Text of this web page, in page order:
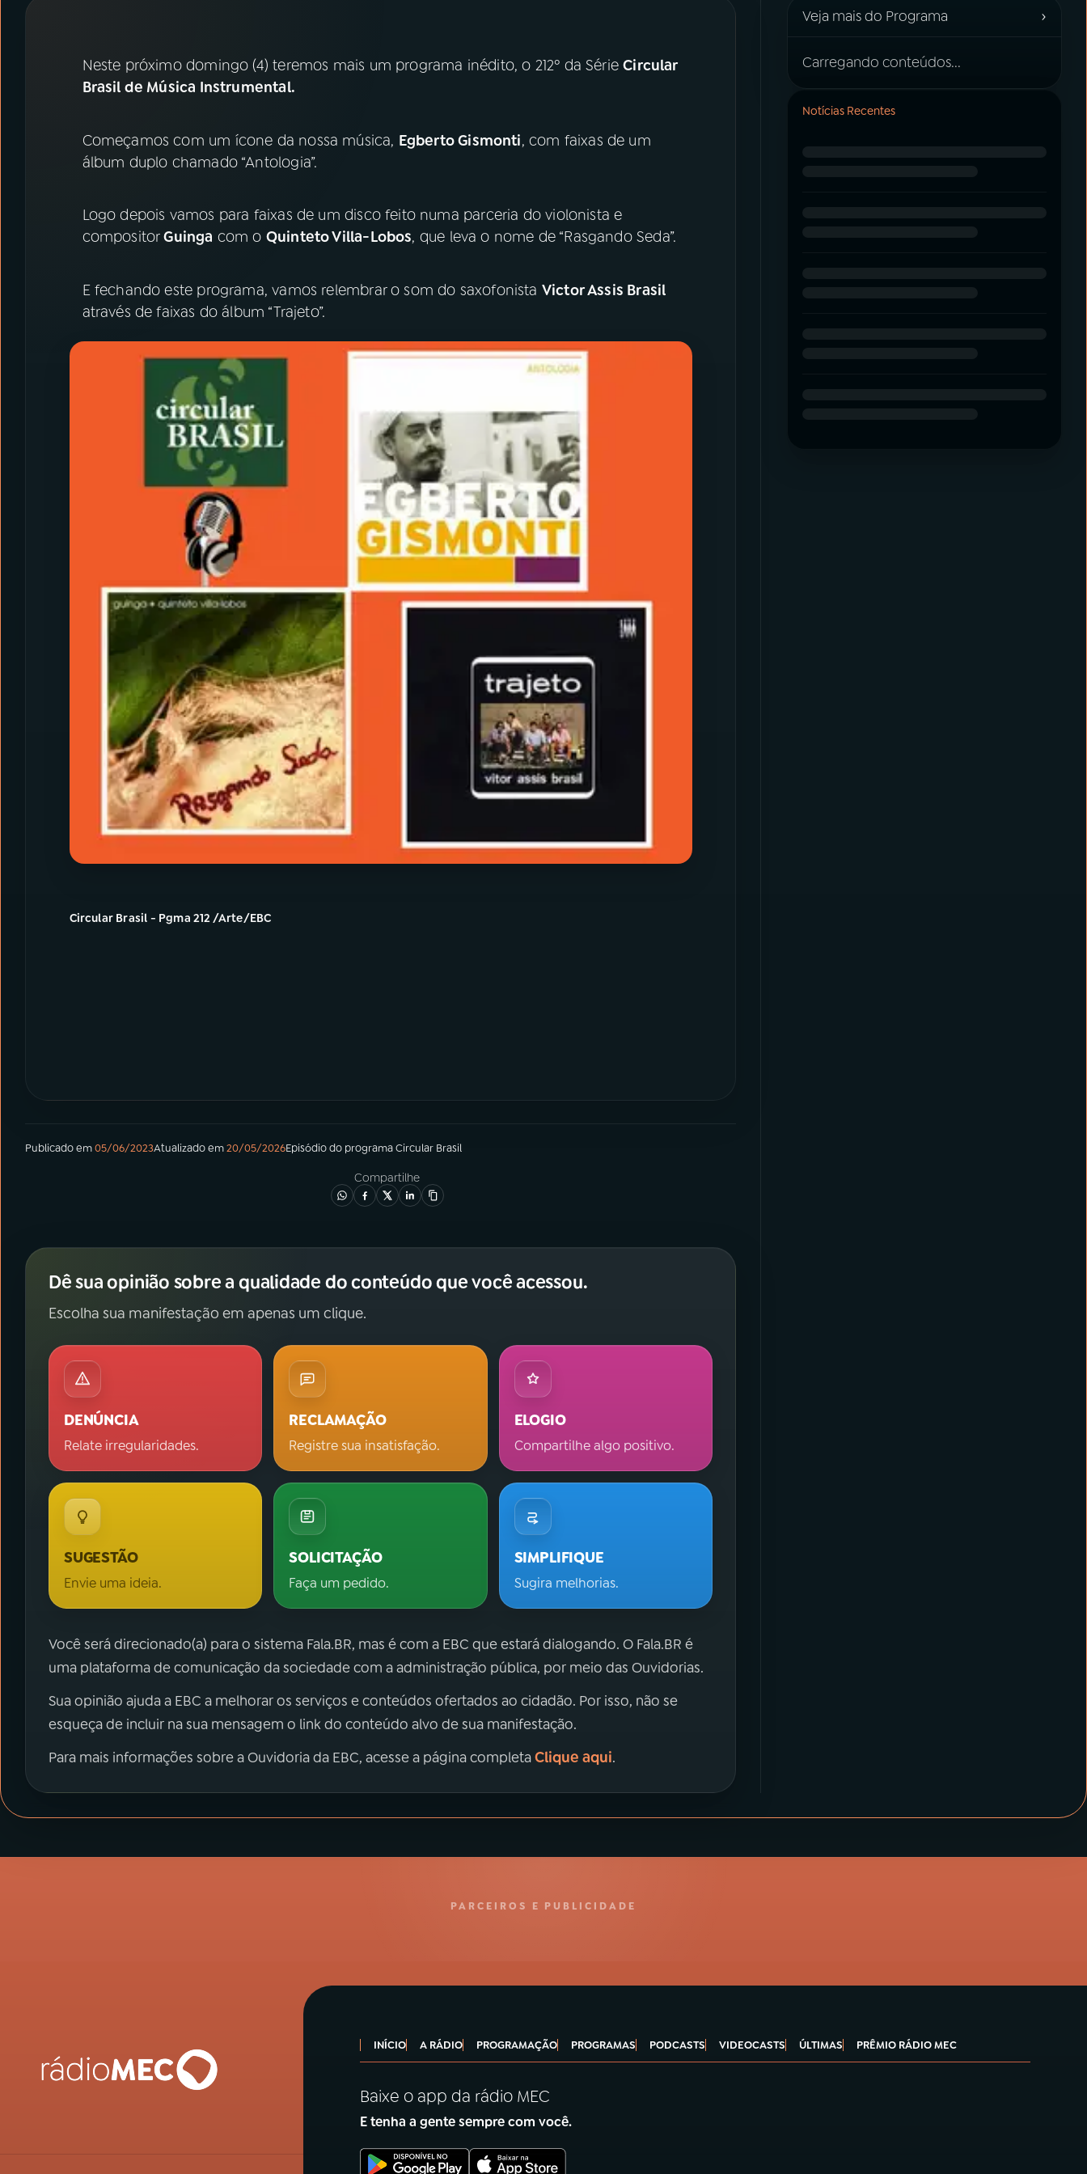
PRÊMIO RÁDIO MEC
YouTube Facebook
Neste próximo domingo (4) teremos mais um programa inédito, o 212º da SérieCircular
Brasil de Música Instrumental.
Começamos com um ícone da nossa música, Egberto Gismonti, com faixas de um
álbum duplo chamado “Antologia”.
Logo depois vamos para faixas de um disco feito numa parceria do violonista e
compositorGuinga com o Quinteto Villa-Lobos, que leva o nome de “Rasgando Seda”.
E fechando este programa, vamos relembrar o som do saxofonista Victor Assis Brasil
através de faixas do álbum “Trajeto”.
Circular Brasil - Pgma 212 /Arte/EBC
Publicado em05/06/2023Atualizado em20/05/2026Episódiodo programaCircular Brasil
Compartilhe
Dê sua opinião sobre a qualidade do conteúdo que você acessou.
Escolha sua manifestação em apenas um clique.
DENÚNCIA
Relate irregularidades.
RECLAMAÇÃO
Registre sua insatisfação.
ELOGIO
Compartilhe algo positivo.
SUGESTÃO
Envie uma ideia.
SOLICITAÇÃO
Faça um pedido.
SIMPLIFIQUE
Sugira melhorias.
Você será direcionado(a) para o sistema Fala.BR, mas é com a EBC que estará dialogando. O Fala.BR é
uma plataforma de comunicação da sociedade com a administração pública, por meio das Ouvidorias.
Sua opinião ajuda a EBC a melhorar os serviços e conteúdos ofertados ao cidadão. Por isso, não se
esqueça de incluir na sua mensagem o link do conteúdo alvo de sua manifestação.
Para mais informações sobre a Ouvidoria da EBC, acesse a página completaClique aqui.
Veja mais do Programa ›
Carregando conteúdos...
Notícias Recentes
PARCEIROS E PUBLICIDADE
INÍCIO A RÁDIO PROGRAMAÇÃO PROGRAMAS PODCASTS VIDEOCASTS ÚLTIMAS PRÊMIO RÁDIO MEC
Baixe o app da rádio MEC
E tenha a gente sempre com você.